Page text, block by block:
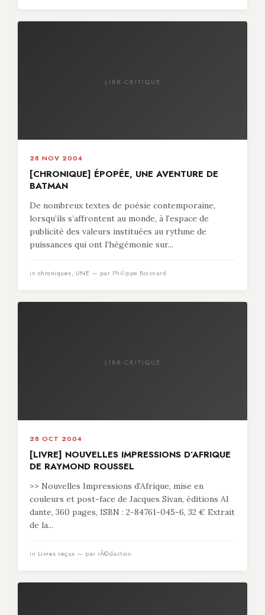
LIBR-CRITIQUE
28 NOV 2004
[CHRONIQUE] ÉPOPÉE, UNE AVENTURE DE
BATMAN
De nombreux textes de poésie contemporaine,
lorsqu’ils s’affrontent au monde, à l’espace de
publicité des valeurs instituées au rythme de
puissances qui ont l’hégémonie sur...
in chroniques, UNE — par Philippe Boisnard
LIBR-CRITIQUE
28 OCT 2004
[LIVRE] NOUVELLES IMPRESSIONS D’AFRIQUE
DE RAYMOND ROUSSEL
>> Nouvelles Impressions d’Afrique, mise en
couleurs et post-face de Jacques Sivan, éditions Al
dante, 360 pages, ISBN : 2-84761-045-6, 32 € Extrait
de la...
in Livres reçus — par rÃ©daction